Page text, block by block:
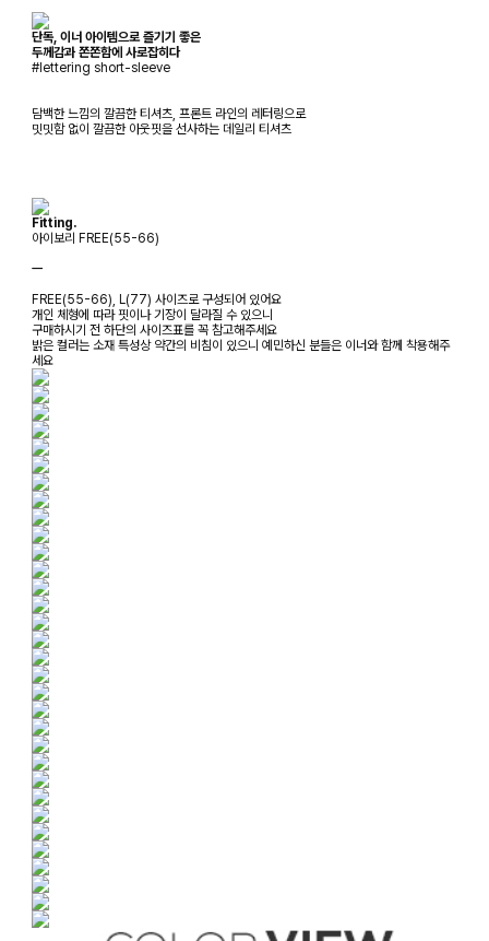
단독, 이너 아이템으로 즐기기 좋은
두께감과 쫀쫀함에 사로잡히다
#lettering short-sleeve
담백한 느낌의 깔끔한 티셔츠, 프론트 라인의 레터링으로
밋밋함 없이 깔끔한 아웃핏을 선사하는 데일리 티셔츠
Fitting.
아이보리 FREE(55-66)
ㅡ
FREE(55-66), L(77) 사이즈로 구성되어 있어요
개인 체형에 따라 핏이나 기장이 달라질 수 있으니
구매하시기 전 하단의 사이즈표를 꼭 참고해주세요
밝은 컬러는 소재 특성상 약간의 비침이 있으니 예민하신 분들은 이너와 함께 착용해주
세요